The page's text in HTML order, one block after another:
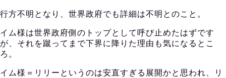
行方不明となり、世界政府でも詳細は不明とのこと。
イム様は世界政府側のトップとして呼び止めたはずです
が、それを蹴ってまで下界に降りた理由も気になるとこ
ろ。
イム様＝リリーというのは安直すぎる展開かと思われ、リ